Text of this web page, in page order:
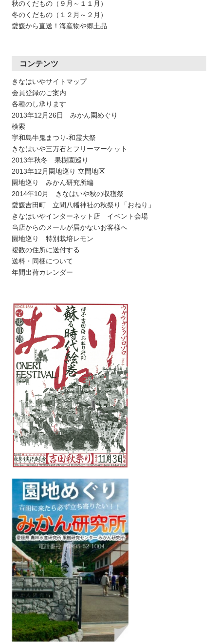
秋のくだもの（９月～１１月）
冬のくだもの（１２月～２月）
愛媛から直送！海産物や郷土品
コンテンツ
きなはいやサイトマップ
会員登録のご案内
各種のし承ります
2013年12月26日 みかん園めぐり
検索
宇和島牛鬼まつり-和霊大祭
きなはいや三万石とフリーマーケット
2013年秋冬 果樹園巡り
2013年12月園地巡り 立間地区
園地巡り みかん研究所編
2014年10月 きなはいや秋の収穫祭
愛媛吉田町 立間八幡神社の秋祭り「おねり」
きなはいやインターネット店 イベント会場
当店からのメールが届かないお客様へ
園地巡り 特別栽培レモン
複数の住所に送付する
送料・同梱について
年間出荷カレンダー